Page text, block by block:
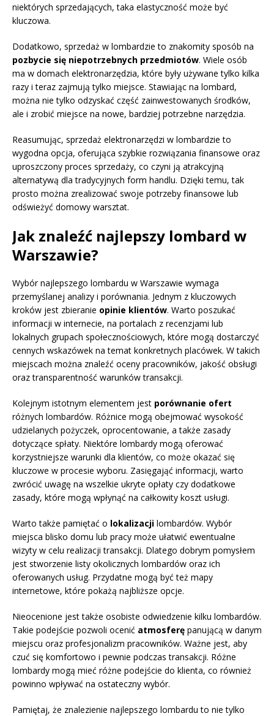
niektórych sprzedających, taka elastyczność może być
kluczowa.
Dodatkowo, sprzedaż w lombardzie to znakomity sposób na
pozbycie się niepotrzebnych przedmiotów. Wiele osób
ma w domach elektronarzędzia, które były używane tylko kilka
razy i teraz zajmują tylko miejsce. Stawiając na lombard,
można nie tylko odzyskać część zainwestowanych środków,
ale i zrobić miejsce na nowe, bardziej potrzebne narzędzia.
Reasumując, sprzedaż elektronarzędzi w lombardzie to
wygodna opcja, oferująca szybkie rozwiązania finansowe oraz
uproszczony proces sprzedaży, co czyni ją atrakcyjną
alternatywą dla tradycyjnych form handlu. Dzięki temu, tak
prosto można zrealizować swoje potrzeby finansowe lub
odświeżyć domowy warsztat.
Jak znaleźć najlepszy lombard w
Warszawie?
Wybór najlepszego lombardu w Warszawie wymaga
przemyślanej analizy i porównania. Jednym z kluczowych
kroków jest zbieranie opinie klientów. Warto poszukać
informacji w internecie, na portalach z recenzjami lub
lokalnych grupach społecznościowych, które mogą dostarczyć
cennych wskazówek na temat konkretnych placówek. W takich
miejscach można znaleźć oceny pracowników, jakość obsługi
oraz transparentność warunków transakcji.
Kolejnym istotnym elementem jest porównanie ofert
różnych lombardów. Różnice mogą obejmować wysokość
udzielanych pożyczek, oprocentowanie, a także zasady
dotyczące spłaty. Niektóre lombardy mogą oferować
korzystniejsze warunki dla klientów, co może okazać się
kluczowe w procesie wyboru. Zasięgająć informacji, warto
zwrócić uwagę na wszelkie ukryte opłaty czy dodatkowe
zasady, które mogą wpłynąć na całkowity koszt usługi.
Warto także pamiętać o lokalizacji lombardów. Wybór
miejsca blisko domu lub pracy może ułatwić ewentualne
wizyty w celu realizacji transakcji. Dlatego dobrym pomysłem
jest stworzenie listy okolicznych lombardów oraz ich
oferowanych usług. Przydatne mogą być też mapy
internetowe, które pokażą najbliższe opcje.
Nieocenione jest także osobiste odwiedzenie kilku lombardów.
Takie podejście pozwoli ocenić atmosferę panującą w danym
miejscu oraz profesjonalizm pracowników. Ważne jest, aby
czuć się komfortowo i pewnie podczas transakcji. Różne
lombardy mogą mieć różne podejście do klienta, co również
powinno wpływać na ostateczny wybór.
Pamiętaj, że znalezienie najlepszego lombardu to nie tylko